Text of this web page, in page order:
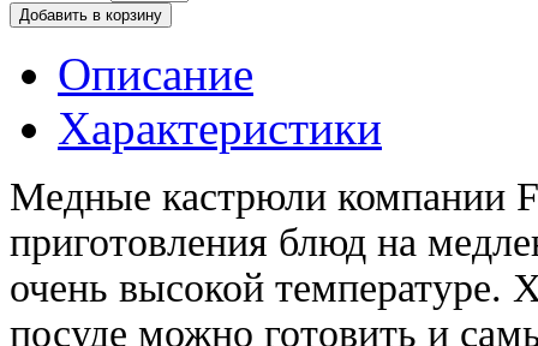
Описание
Характеристики
Медные кастрюли компании
приготовления блюд на
очень высокой температуре.
посуде можно готовить и